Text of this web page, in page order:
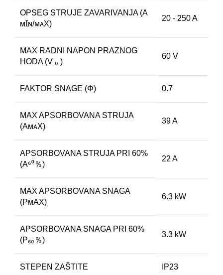
OPSEG STRUJE ZAVARIVANJA (A
ᴍꞮɴ/ᴍᴀX)
20 - 250 A
MAX RADNI NAPON PRAZNOG
HODA (V ₀ )
60 V
FAKTOR SNAGE (Φ) 0.7
MAX APSORBOVANA STRUJA
(AᴍᴀX)
39 A
APSORBOVANA STRUJA PRI 60%
(A⁶⁰％)
22 A
MAX APSORBOVANA SNAGA
(PᴍAX)
6.3 kW
APSORBOVANA SNAGA PRI 60%
(P₆₀％)
3.3 kW
STEPEN ZAŠTITE IP23